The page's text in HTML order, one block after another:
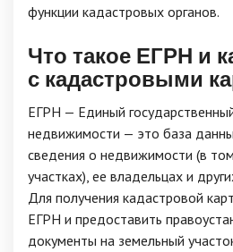
функции кадастровых органов.
Что такое ЕГРН и
с кадастровыми
ЕГРН — Единый
недвижимости — это база
сведения о недвижимости (в
участках), ее владельцах и
Для получения кадастровой
ЕГРН и предоставить
документы на земельный